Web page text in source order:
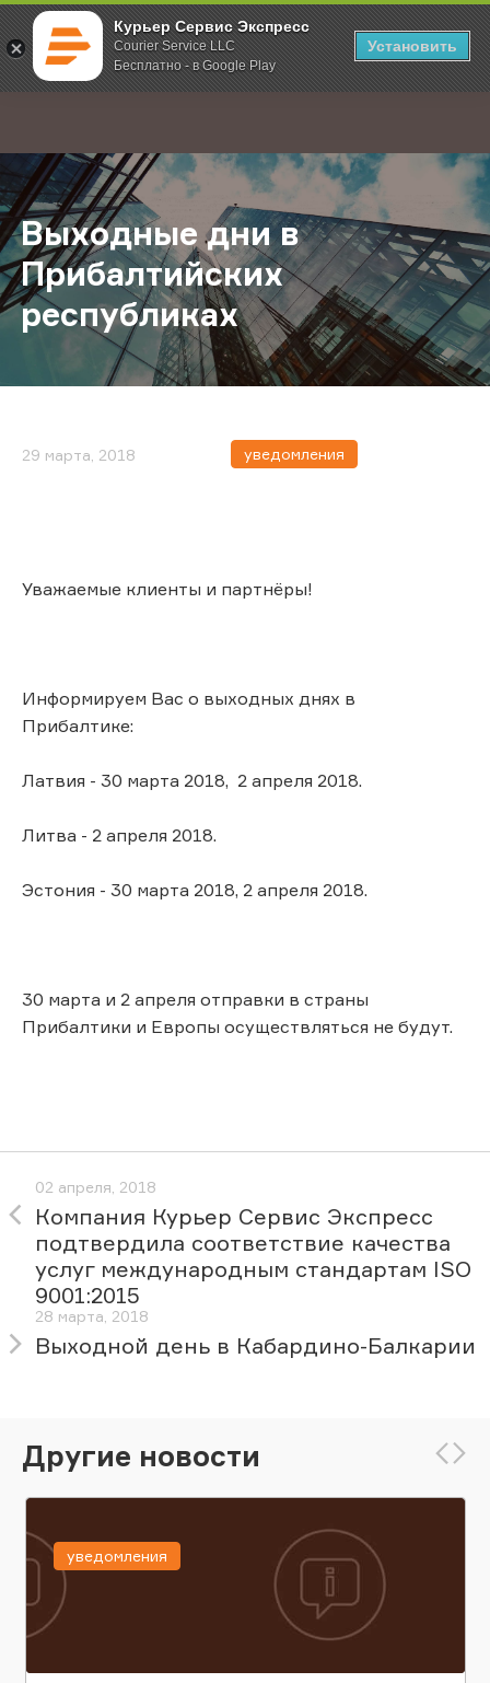
Курьер Сервис Экспресс
Courier Service LLC
Бесплатно - в Google Play
Установить
; Главная О компании Новости Выходные дни в Прибалтийских
Выходные дни в
Прибалтийских
республиках
29 марта, 2018 уведомления
Уважаемые клиенты и партнёры!
Информируем Вас о выходных днях в
Прибалтике:
Латвия - 30 марта 2018, 2 апреля 2018.
Литва - 2 апреля 2018.
Эстония - 30 марта 2018, 2 апреля 2018.
30 марта и 2 апреля отправки в страны
Прибалтики и Европы осуществляться не будут.
02 апреля, 2018
Компания Курьер Сервис Экспресс
подтвердила соответствие качества
услуг международным стандартам ISO
9001:2015
28 марта, 2018
Выходной день в Кабардино-Балкарии
Другие новости
уведомления